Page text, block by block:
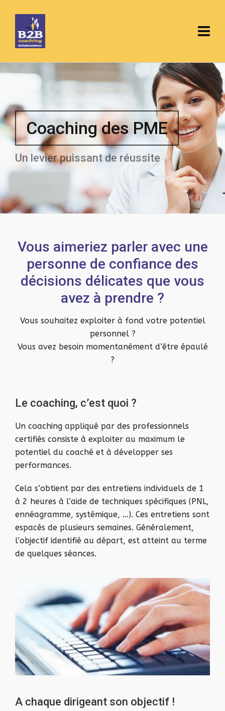
Coaching des PME
Un levier puissant de réussite
Vous aimeriez parler avec une
personne de confiance des
décisions délicates que vous
avez à prendre ?
Vous souhaitez exploiter à fond votre potentiel
personnel ?
Vous avez besoin momentanément d’être épaulé
?
Le coaching, c’est quoi ?
Un coaching appliqué par des professionnels
certifiés consiste à exploiter au maximum le
potentiel du coaché et à développer ses
performances.
Cela s’obtient par des entretiens individuels de 1
à 2 heures à l’aide de techniques spécifiques (PNL,
ennéagramme, systémique, …). Ces entretiens sont
espacés de plusieurs semaines. Généralement,
l’objectif identifié au départ, est atteint au terme
de quelques séances.
A chaque dirigeant son objectif !